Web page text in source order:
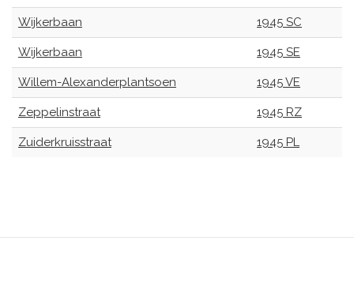
Wijkerbaan 1945 SC
Wijkerbaan 1945 SE
Willem-Alexanderplantsoen 1945 VE
Zeppelinstraat 1945 RZ
Zuiderkruisstraat 1945 PL